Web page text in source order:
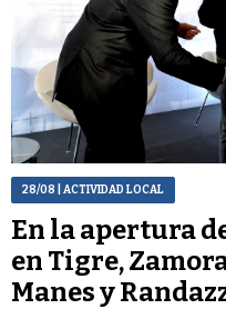
28/08 | ACTIVIDAD LOCAL
En la apertura
en Tigre,
Manes y